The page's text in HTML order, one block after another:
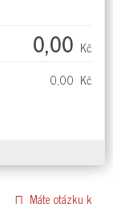
0,00 Kč
0,00 Kč
Máte otázku k